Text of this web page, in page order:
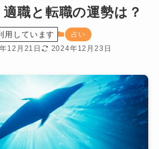
職と転職の運勢は？
用しています
占い
12月21日 2024年12月23日